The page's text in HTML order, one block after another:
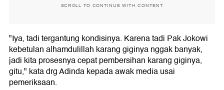
SCROLL TO CONTINUE WITH CONTENT
"Iya, tadi tergantung kondisinya. Karena tadi Pak Jokowi
kebetulan alhamdulillah karang giginya nggak banyak,
jadi kita prosesnya cepat pembersihan karang giginya,
gitu," kata drg Adinda kepada awak media usai
pemeriksaan.